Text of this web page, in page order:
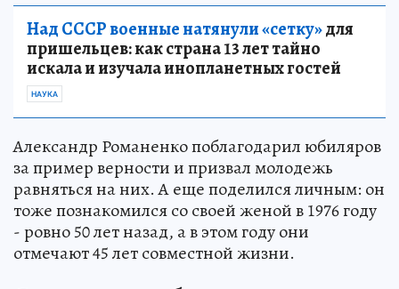
Над СССР военные натянули «сетку»для
пришельцев: как страна 13 лет тайно
искала и изучала инопланетных гостей
НАУКА
Александр Романенко поблагодарил юбиляров
за пример верности и призвал молодежь
равняться на них. А еще поделился личным: он
тоже познакомился со своей женой в 1976 году
- ровно 50 лет назад, а в этом году они
отмечают 45 лет совместной жизни.